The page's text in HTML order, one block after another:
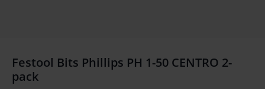
Festool Bits Phillips PH 1-50 CENTRO 2-
pack